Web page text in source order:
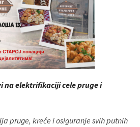
na elektrifikaciji cele pruge i
pruge, kreće i osiguranje svih putnih